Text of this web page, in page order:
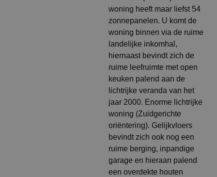
woning heeft maar liefst 54
zonnepanelen. U komt de
woning binnen via de ruime
landelijke inkomhal,
hiernaast bevindt zich de
ruime leefruimte met open
keuken palend aan de
lichtrijke veranda van het
jaar 2000. Enorme lichtrijke
woning (Zuidgerichte
oriëntering). Gelijkvloers
bevindt zich ook nog een
ruime berging, inpandige
garage en hieraan palend
een overdekte houten